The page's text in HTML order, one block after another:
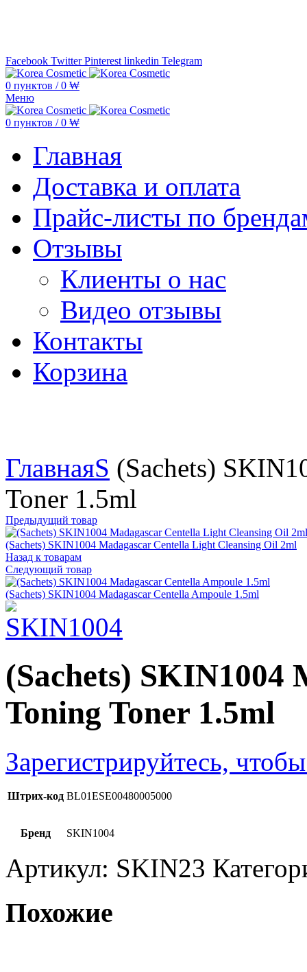
Facebook Twitter Pinterest linkedin Telegram
0 пунктов / 0 ₩
Меню
0 пунктов / 0 ₩
Главная
Доставка и оплата
Прайс-листы по
Отзывы
Клиенты о нас
Видео отзывы
Контакты
Корзина
ГлавнаяS (Sachets)
Toner 1.5ml
Предыдущий товар
(Sachets) SKIN1004 Madagascar Centella Light Cleansing Oil 2ml
Назад к товарам
Следующий товар
(Sachets) SKIN1004 Madagascar Centella Ampoule 1.5ml
(Sachets) SKIN1004
Toning Toner 1.5ml
Зарегистрируйтесь,
Штрих-код BL01ESE00480005000
Бренд SKIN1004
Артикул: SKIN23
Похожие